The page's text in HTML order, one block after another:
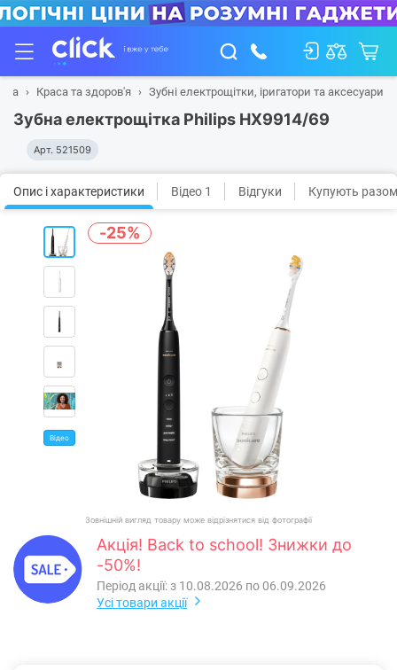
Краса та здоров'я Зубні електрощітки, іригатори та аксесуари
Зубна електрощітка Philips HX9914/69
Арт. 521509
Опис і характеристики Відео 1 Відгуки Купують разом
Відео
-25%
Зовнішній вигляд товару може відрізнятися від фотографії
Акція! Back to school! Знижки до
-50%!
Період акції: з 10.08.2026 по 06.09.2026
Усі товари акції